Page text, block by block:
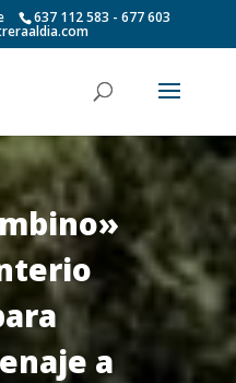
637 112 583 - 677 603
a